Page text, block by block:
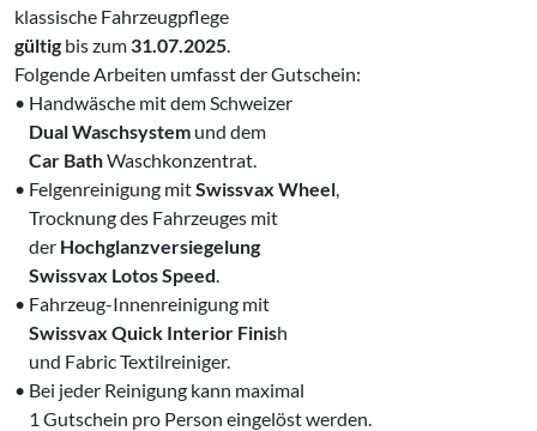
klassische Fahrzeugpflege
gültig bis zum 31.07.2025
Folgende Arbeiten umfasst der Gutschein:
• Handwäsche mit dem Schweizer
Dual Waschsystem und dem
Car BathWaschkonzentrat.
• Felgenreinigung mitSwissvax Wheel
‌ Trocknung des Fahrzeuges mit
‌ der Hochglanzversiegelung
Swissvax Lotos Speed
• Fahrzeug-Innenreinigung mit
‌ Swissvax Quick Interior Finish
‌ und Fabric Textilreiniger.
• Bei jeder Reinigung kann maximal
‌ 1 Gutschein pro Person eingelöst werden.